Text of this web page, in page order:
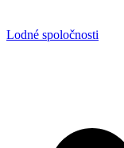
Lodné spoločnosti